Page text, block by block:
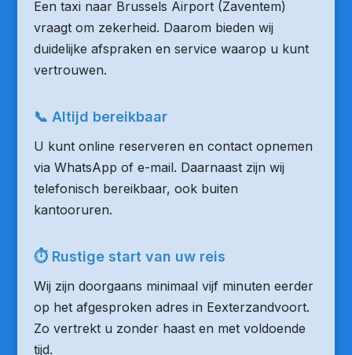
Een taxi naar Brussels Airport (Zaventem)
vraagt om zekerheid. Daarom bieden wij
duidelijke afspraken en service waarop u kunt
vertrouwen.
📞 Altijd bereikbaar
U kunt online reserveren en contact opnemen
via WhatsApp of e-mail. Daarnaast zijn wij
telefonisch bereikbaar, ook buiten
kantooruren.
⏱ Rustige start van uw reis
Wij zijn doorgaans minimaal vijf minuten eerder
op het afgesproken adres in Eexterzandvoort.
Zo vertrekt u zonder haast en met voldoende
tijd.